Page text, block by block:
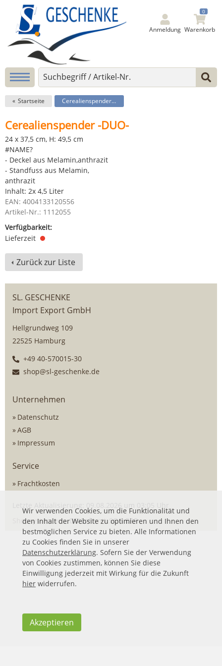
Anmeldung
0
Warenkorb
Startseite Cerealienspender -DUO-
Cerealienspender -DUO-
24 x 37,5 cm, H: 49,5 cm
#NAME?
- Deckel aus Melamin,anthrazit
- Standfuss aus Melamin,
anthrazit
Inhalt: 2x 4,5 Liter
EAN: 4004133120556
Artikel-Nr.: 1112055
Verfügbarkeit:
Lieferzeit
Zurück zur Liste
SL. GESCHENKE
Import Export GmbH
Hellgrundweg 109
22525 Hamburg
+49 40-570015-30
shop@sl-geschenke.de
Unternehmen
Datenschutz
AGB
Impressum
Service
Frachtkosten
Shopsystem vonDSISoftmit SOG ERP
Wir verwenden Cookies, um die Funktionalität und
den Inhalt der Website zu optimieren und Ihnen den
bestmöglichen Service zu bieten. Alle Informationen
zu Cookies finden Sie in unserer
Datenschutzerklärung. Sofern Sie der Verwendung
von Cookies zustimmen, können Sie diese
Einwilligung jederzeit mit Wirkung für die Zukunft
hier widerrufen.
Akzeptieren